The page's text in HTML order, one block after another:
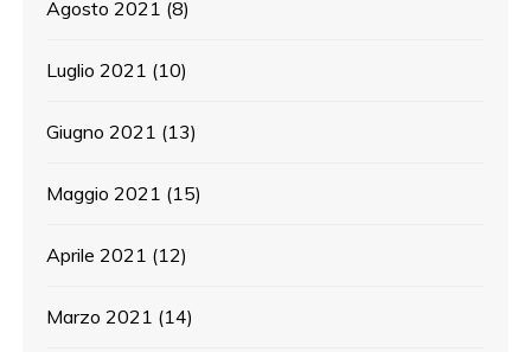
Agosto 2021 (8)
Luglio 2021 (10)
Giugno 2021 (13)
Maggio 2021 (15)
Aprile 2021 (12)
Marzo 2021 (14)